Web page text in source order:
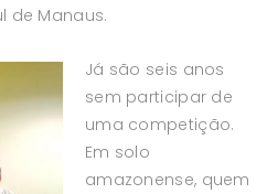
de Manaus.
Já são seis anos
sem participar de
uma competição.
Em solo
amazonense, quem